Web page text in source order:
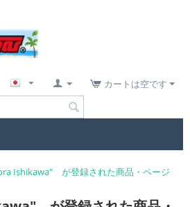
カートは空です
Ishikawa" が登録された商品・ページ